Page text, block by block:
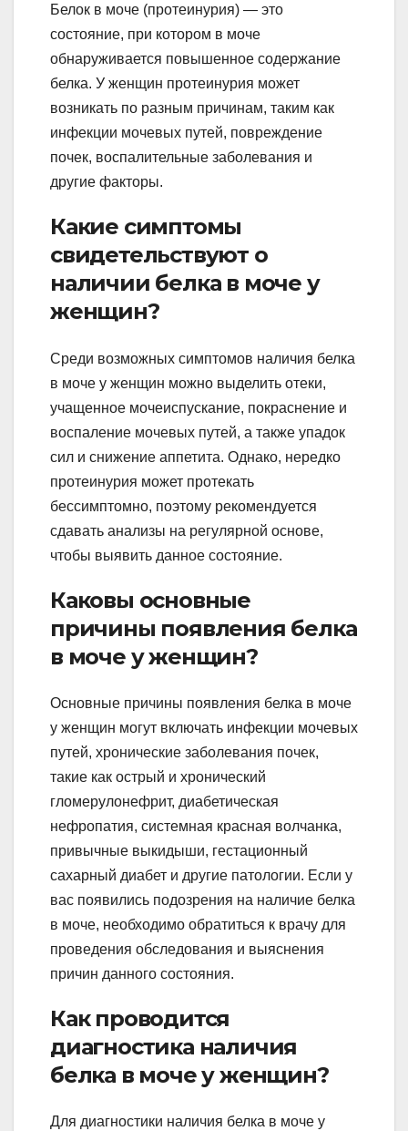
Белок в моче (протеинурия) — это
состояние, при котором в моче
обнаруживается повышенное содержание
белка. У женщин протеинурия может
возникать по разным причинам, таким как
инфекции мочевых путей, повреждение
почек, воспалительные заболевания и
другие факторы.
Какие симптомы
свидетельствуют о
наличии белка в моче у
женщин?
Среди возможных симптомов наличия белка
в моче у женщин можно выделить отеки,
учащенное мочеиспускание, покраснение и
воспаление мочевых путей, а также упадок
сил и снижение аппетита. Однако, нередко
протеинурия может протекать
бессимптомно, поэтому рекомендуется
сдавать анализы на регулярной основе,
чтобы выявить данное состояние.
Каковы основные
причины появления белка
в моче у женщин?
Основные причины появления белка в моче
у женщин могут включать инфекции мочевых
путей, хронические заболевания почек,
такие как острый и хронический
гломерулонефрит, диабетическая
нефропатия, системная красная волчанка,
привычные выкидыши, гестационный
сахарный диабет и другие патологии. Если у
вас появились подозрения на наличие белка
в моче, необходимо обратиться к врачу для
проведения обследования и выяснения
причин данного состояния.
Как проводится
диагностика наличия
белка в моче у женщин?
Для диагностики наличия белка в моче у